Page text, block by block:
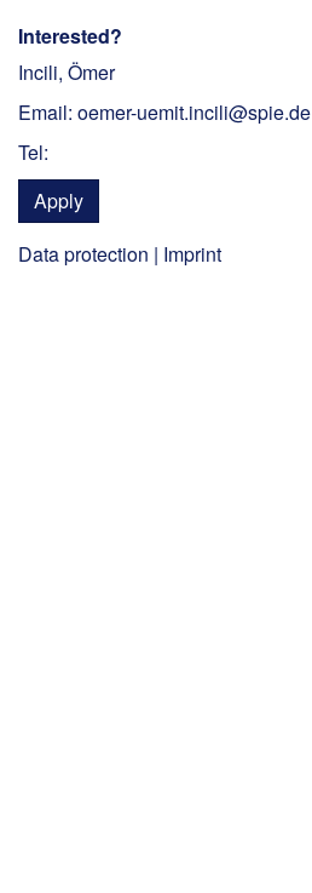
Interested?
Incili, Ömer
Email: oemer-uemit.incili@spie.de
Tel:
Apply
Data protection | Imprint